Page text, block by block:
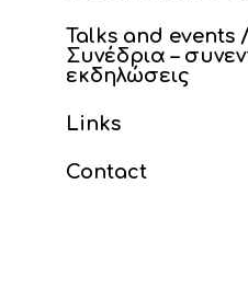
Talks and events /
Συνέδρια –
εκδηλώσεις
Links
Contact